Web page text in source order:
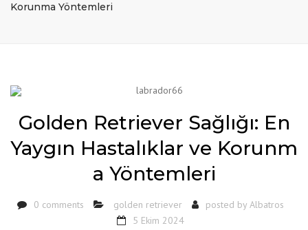
Korunma Yöntemleri
Golden Retriever Sağlığı: En
Yaygın Hastalıklar ve Korunm
a Yöntemleri
0 comments golden retriever posted by Albatros
5 Ekim 2024